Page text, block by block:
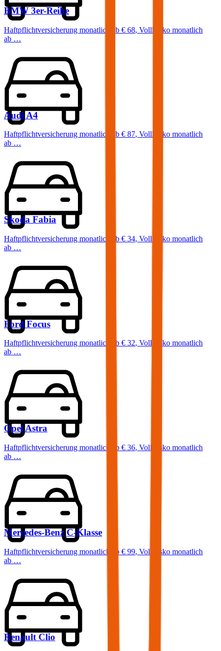
BMW 3er-Reihe
Haftpflichtversicherung monatlich ab € 68, Vollkasko monatlich
ab …
Audi A4
Haftpflichtversicherung monatlich ab € 87, Vollkasko monatlich
ab …
Skoda Fabia
Haftpflichtversicherung monatlich ab € 34, Vollkasko monatlich
ab …
Ford Focus
Haftpflichtversicherung monatlich ab € 32, Vollkasko monatlich
ab …
Opel Astra
Haftpflichtversicherung monatlich ab € 36, Vollkasko monatlich
ab …
Mercedes-Benz C-Klasse
Haftpflichtversicherung monatlich ab € 99, Vollkasko monatlich
ab …
Renault Clio